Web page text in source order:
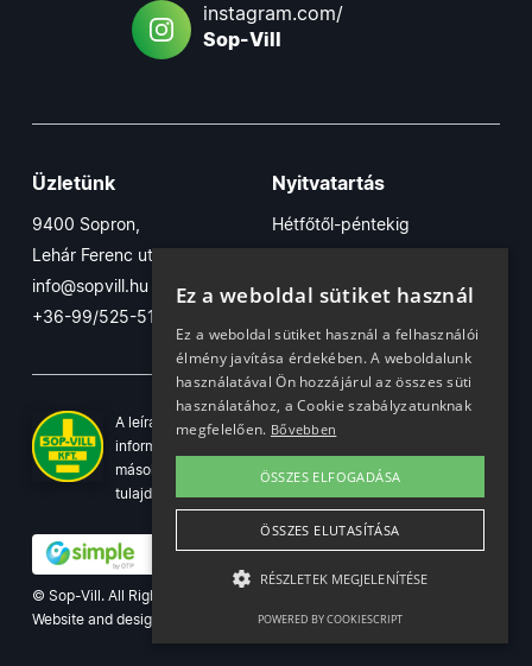
instagram.com/
Sop-Vill
Üzletünk
9400 Sopron,
Lehár Ferenc utca 17/B
info@sopvill.hu
+36-99/525-515
Nyitvatartás
Hétfőtől-péntekig
7:30-16:30
Szombaton
A leírások, fotók, logók, és minden egyéb azon szereplő
információ cégünk szellemi tulajdonát képezik. Azok
másolása, üzleti célú felhasználása kizárólag a jog
tulajdonosának beleegyezésével történhet.
© Sop-Vill. All Rights Reserved.
Website and design by
Ez a weboldal sütiket használ
Ez a weboldal sütiket használ a felhasználói
élmény javítása érdekében. A weboldalunk
használatával Ön hozzájárul az összes süti
használatához, a Cookie szabályzatunknak
megfelelően. Bővebben
ÖSSZES ELFOGADÁSA
ÖSSZES ELUTASÍTÁSA
RÉSZLETEK MEGJELENÍTÉSE
POWERED BY COOKIESCRIPT